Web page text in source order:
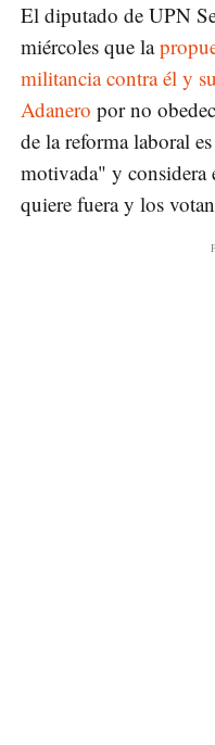
El diputado de UPN
miércoles que la
militancia contra él y
Adanero por no
de la reforma laboral
motivada" y considera
quiere fuera y los